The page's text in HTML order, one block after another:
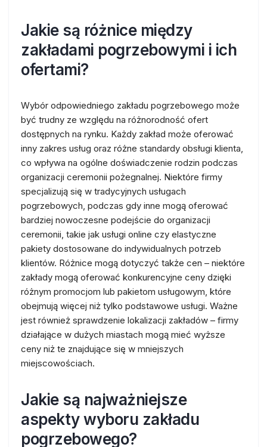
Jakie są różnice między
zakładami pogrzebowymi i ich
ofertami?
Wybór odpowiedniego zakładu pogrzebowego może
być trudny ze względu na różnorodność ofert
dostępnych na rynku. Każdy zakład może oferować
inny zakres usług oraz różne standardy obsługi klienta,
co wpływa na ogólne doświadczenie rodzin podczas
organizacji ceremonii pożegnalnej. Niektóre firmy
specjalizują się w tradycyjnych usługach
pogrzebowych, podczas gdy inne mogą oferować
bardziej nowoczesne podejście do organizacji
ceremonii, takie jak usługi online czy elastyczne
pakiety dostosowane do indywidualnych potrzeb
klientów. Różnice mogą dotyczyć także cen – niektóre
zakłady mogą oferować konkurencyjne ceny dzięki
różnym promocjom lub pakietom usługowym, które
obejmują więcej niż tylko podstawowe usługi. Ważne
jest również sprawdzenie lokalizacji zakładów – firmy
działające w dużych miastach mogą mieć wyższe
ceny niż te znajdujące się w mniejszych
miejscowościach.
Jakie są najważniejsze
aspekty wyboru zakładu
pogrzebowego?